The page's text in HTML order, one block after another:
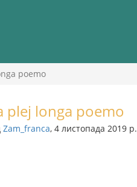
poemo
plej longa poemo
Zam_franca, 4 листопада 2019 р.